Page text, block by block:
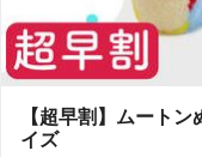
【超早割】ムート
イズ